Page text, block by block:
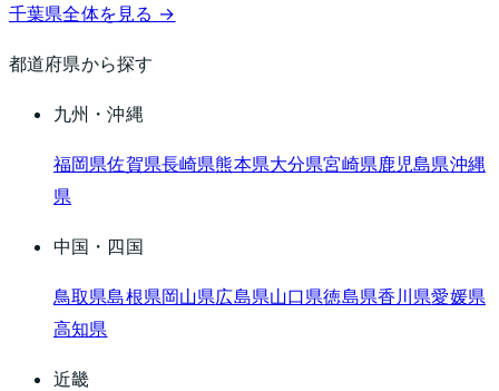
千葉県全体を見る →
都道府県から探す
九州・沖縄
福岡県佐賀県長崎県熊本県大分県宮崎県鹿児島県沖縄
県
中国・四国
鳥取県島根県岡山県広島県山口県徳島県香川県愛媛県
高知県
近畿